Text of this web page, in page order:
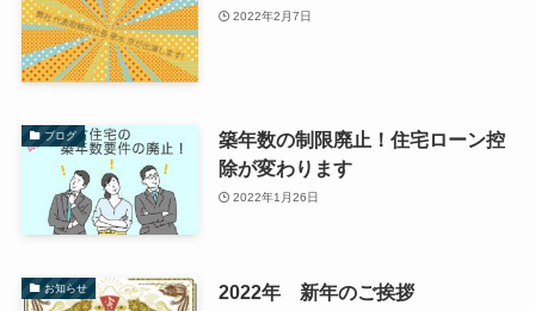
2022年2月7日
ブログ
築年数の制限廃止！住宅ローン控
除が変わります
2022年1月26日
お知らせ 2022年 新年のご挨拶